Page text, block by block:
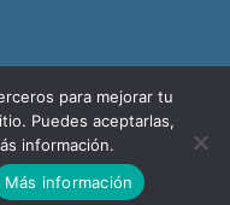
VoltDuero. All Rights
Themes
para mejorar tu
Puedes aceptarlas,
información.
Más información
YA!